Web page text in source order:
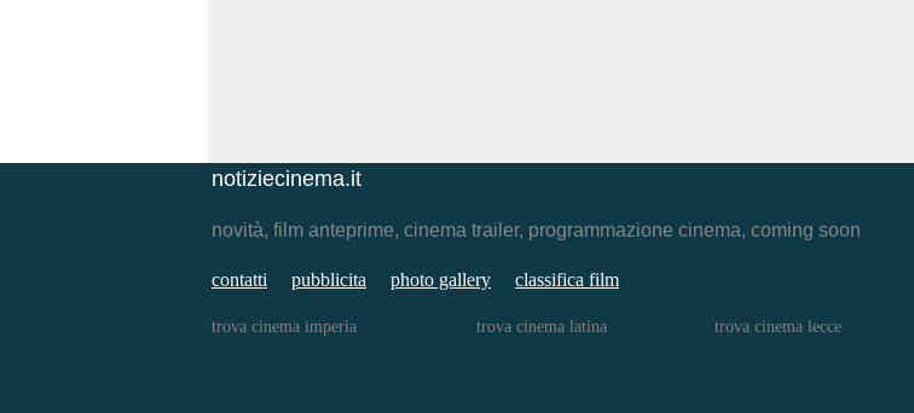
notiziecinema.it
novità, film anteprime, cinema trailer, programmazione cinema, coming soon
contatti pubblicita photo gallery classifica film
trova cinema imperia trova cinema latina trova cinema lecce